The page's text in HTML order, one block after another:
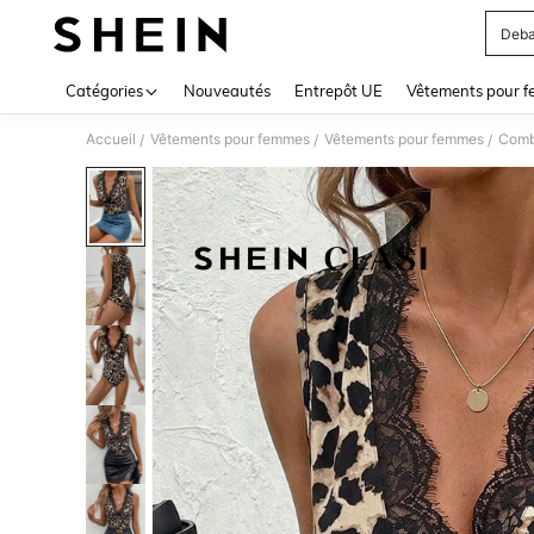
Catégories Nouveautés Entrepôt UE Vêtements pour
Accueil / Vêtements pour femmes / Vêtements pour femmes /